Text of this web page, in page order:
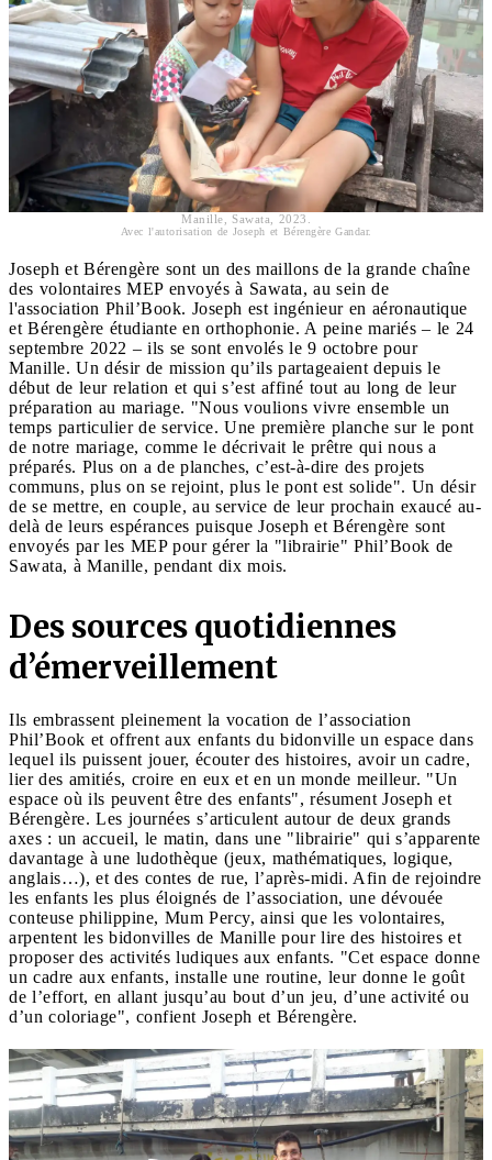
Manille, Sawata, 2023.
Avec l'autorisation de Joseph et Bérengère Gandar.
Joseph et Bérengère sont un des maillons de la grande chaîne
des volontaires MEP envoyés à Sawata, au sein de
l'association Phil’Book. Joseph est ingénieur en aéronautique
et Bérengère étudiante en orthophonie. A peine mariés – le 24
septembre 2022 – ils se sont envolés le 9 octobre pour
Manille. Un désir de mission qu’ils partageaient depuis le
début de leur relation et qui s’est affiné tout au long de leur
préparation au mariage. "Nous voulions vivre ensemble un
temps particulier de service. Une première planche sur le pont
de notre mariage, comme le décrivait le prêtre qui nous a
préparés. Plus on a de planches, c’est-à-dire des projets
communs, plus on se rejoint, plus le pont est solide". Un désir
de se mettre, en couple, au service de leur prochain exaucé au-
delà de leurs espérances puisque Joseph et Bérengère sont
envoyés par les MEP pour gérer la "librairie" Phil’Book de
Sawata, à Manille, pendant dix mois.
Des sources quotidiennes
d’émerveillement
Ils embrassent pleinement la vocation de l’association
Phil’Book et offrent aux enfants du bidonville un espace dans
lequel ils puissent jouer, écouter des histoires, avoir un cadre,
lier des amitiés, croire en eux et en un monde meilleur. "Un
espace où ils peuvent être des enfants", résument Joseph et
Bérengère. Les journées s’articulent autour de deux grands
axes : un accueil, le matin, dans une "librairie" qui s’apparente
davantage à une ludothèque (jeux, mathématiques, logique,
anglais…), et des contes de rue, l’après-midi. Afin de rejoindre
les enfants les plus éloignés de l’association, une dévouée
conteuse philippine, Mum Percy, ainsi que les volontaires,
arpentent les bidonvilles de Manille pour lire des histoires et
proposer des activités ludiques aux enfants. "Cet espace donne
un cadre aux enfants, installe une routine, leur donne le goût
de l’effort, en allant jusqu’au bout d’un jeu, d’une activité ou
d’un coloriage", confient Joseph et Bérengère.